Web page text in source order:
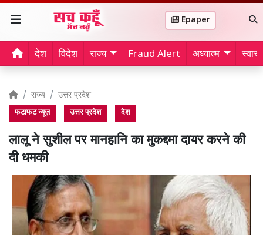
Epaper
देश विदेश राज्य Fraud Alert अध्यात्म
राज्य उत्तर प्रदेश
फटाफट न्यूज़ उत्तर प्रदेश देश
लालू ने सुशील पर मानहानि का मुकद्दमा दायर करने की
दी धमकी